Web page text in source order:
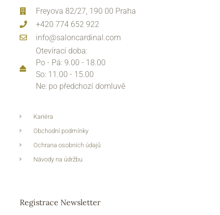
Freyova 82/27, 190 00 Praha
+420 774 652 922
info@saloncardinal.com
Otevírací doba:
Po - Pá: 9.00 - 18.00
So: 11.00 - 15.00
Ne: po předchozí domluvě
Kariéra
Obchodní podmínky
Ochrana osobních údajů
Návody na údržbu
Registrace Newsletter